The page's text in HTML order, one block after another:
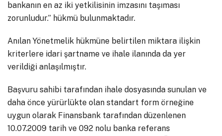
bankanın en az iki yetkilisinin imzasını taşıması
zorunludur.” hükmü bulunmaktadır.
Anılan Yönetmelik hükmüne belirtilen miktara ilişkin
kriterlere idari şartname ve ihale ilanında da yer
verildiği anlaşılmıştır.
Başvuru sahibi tarafından ihale dosyasında sunulan ve
daha önce yürürlükte olan standart form örneğine
uygun olarak Finansbank tarafından düzenlenen
10.07.2009 tarih ve 092 nolu banka referans